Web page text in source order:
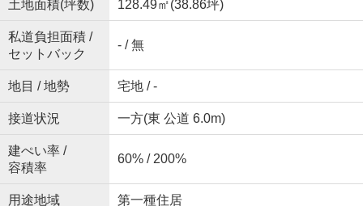
土地面積(坪数) 128.49㎡(38.86坪)
私道負担面積 /
セットバック
- / 無
地目 / 地勢 宅地 / -
接道状況 一方(東 公道 6.0m)
建ぺい率 /
容積率
60% / 200%
用途地域 第一種住居